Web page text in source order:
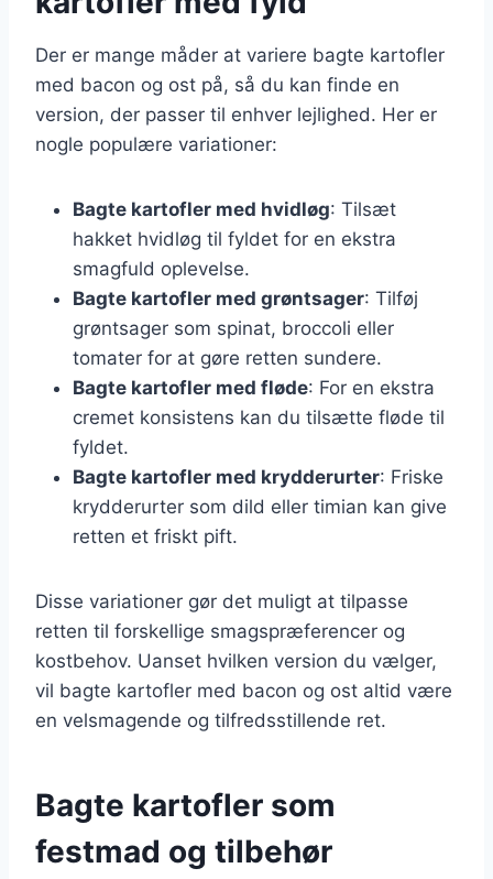
Der er mange måder at variere bagte kartofler
med bacon og ost på, så du kan finde en
version, der passer til enhver lejlighed. Her er
nogle populære variationer:
Bagte kartofler med hvidløg: Tilsæt
hakket hvidløg til fyldet for en ekstra
smagfuld oplevelse.
Bagte kartofler med grøntsager: Tilføj
grøntsager som spinat, broccoli eller
tomater for at gøre retten sundere.
Bagte kartofler med fløde: For en ekstra
cremet konsistens kan du tilsætte fløde til
fyldet.
Bagte kartofler med krydderurter: Friske
krydderurter som dild eller timian kan give
retten et friskt pift.
Disse variationer gør det muligt at tilpasse
retten til forskellige smagspræferencer og
kostbehov. Uanset hvilken version du vælger,
vil bagte kartofler med bacon og ost altid være
en velsmagende og tilfredsstillende ret.
Bagte kartofler som
festmad og tilbehør